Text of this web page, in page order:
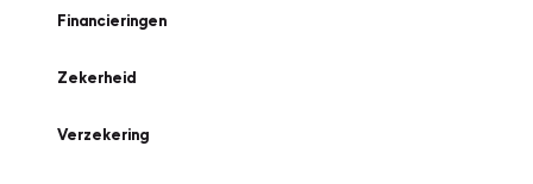
Financieringen
Zekerheid
Verzekering